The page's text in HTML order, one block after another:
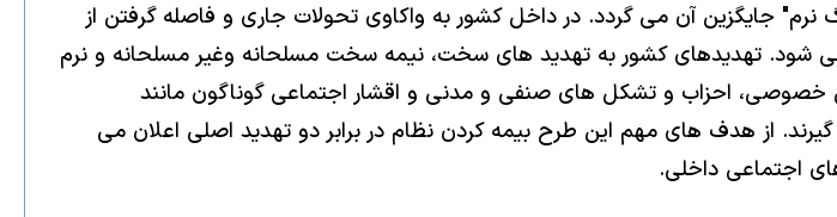
جايگزين آن مى گردد. در داخل كشور به واكاوى تحولات جارى و فاصله گرفتن از
شود. تهديدهاى كشور به تهديد هاى سخت، نيمه سخت مسلحانه وغير مسلحانه و نرم
احزاب و تشكل هاى صنفى و مدنى و اقشار اجتماعى گوناگون مانند
گيرند. از هدف هاى مهم اين طرح بيمه كردن نظام در برابر دو تهديد اصلى اعلان مى
اجتماعى داخلى.